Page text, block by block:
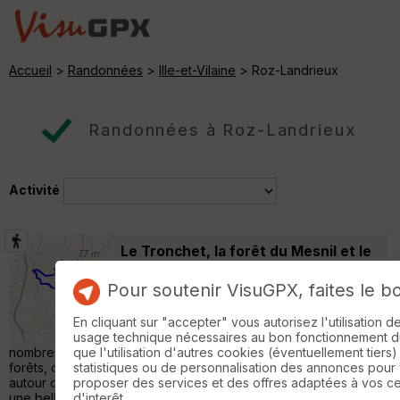
Accueil > Randonnées > Ille-et-Vilaine > Roz-Landrieux
Randonnées à Roz-Landrieux
Activité
Le Tronchet, la forêt du Mesnil et le
28 km
A mi-chemin entre Rennes et Saint-Malo, le
territoire de la Bretagne Romantique offre de
nombreuses possibilités de randonnée. On y découvre des
forêts, des paysages bocagers et un riche patrimoine bâti
autour du granit. Cette boucle au départ du Tronchet invite à
Pour soutenir VisuGPX, faites le
En cliquant sur "accepter" vous autorisez l'utilisation
usage technique nécessaires au bon fonctionnement
que l'utilisation d'autres cookies (éventuellement
statistiques ou de personnalisation des annonces pour
proposer des services et des offres adaptées à vos